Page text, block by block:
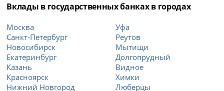
Вклады в государственных банках в городах
Москва
Санкт-Петербург
Новосибирск
Екатеринбург
Казань
Красноярск
Нижний Новгород
Уфа
Реутов
Мытищи
Долгопрудный
Видное
Химки
Люберцы